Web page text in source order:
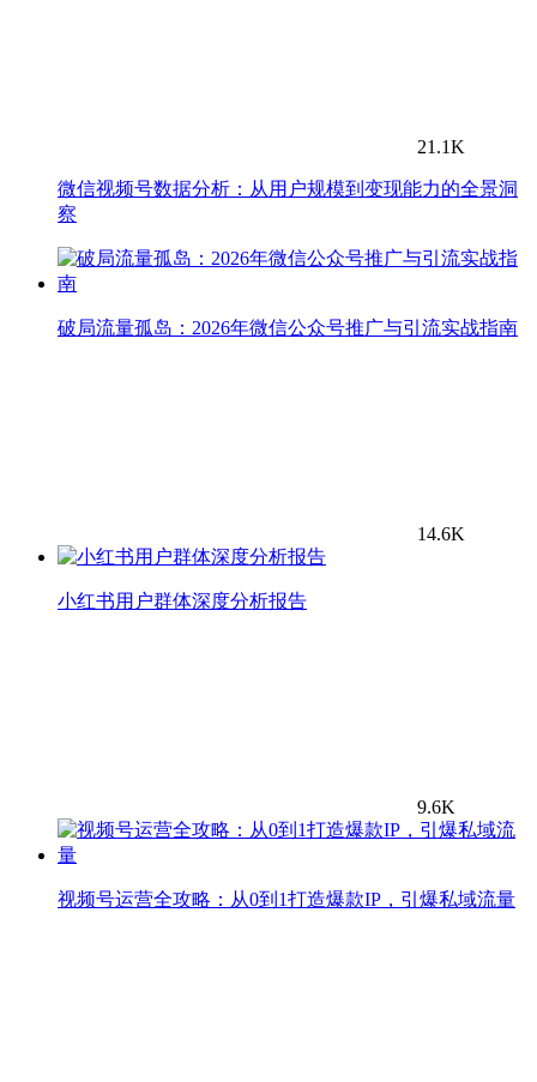
21.1K
微信视频号数据分析：从用户规模到变现能力的全景洞
察
破局流量孤岛：2026年微信公众号推广与引流实战指南
14.6K
小红书用户群体深度分析报告
9.6K
视频号运营全攻略：从0到1打造爆款IP，引爆私域流量